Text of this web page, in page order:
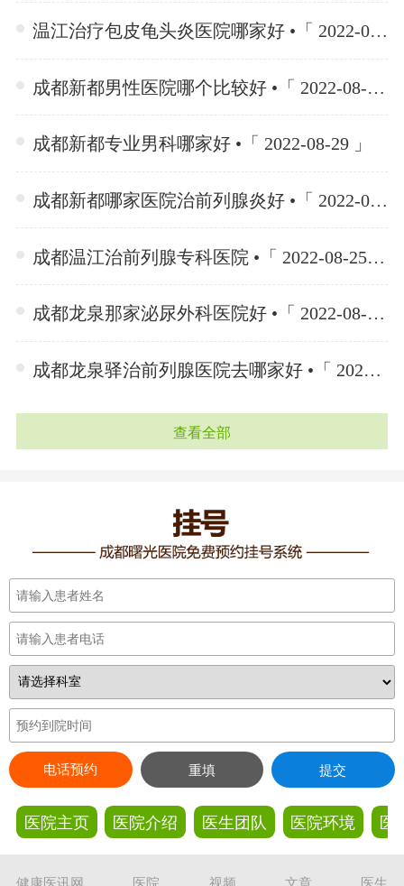
温江治疗包皮龟头炎医院哪家好 •「 2022-08-30 」
成都新都男性医院哪个比较好 •「 2022-08-29 」
成都新都专业男科哪家好 •「 2022-08-29 」
成都新都哪家医院治前列腺炎好 •「 2022-08-29 」
成都温江治前列腺专科医院 •「 2022-08-25 」
成都龙泉那家泌尿外科医院好 •「 2022-08-25 」
成都龙泉驿治前列腺医院去哪家好 •「 2022-08-25 」
查看全部
电话预约 重填 提交
医院主页 医院介绍 医生团队 医院环境 医
健康医讯网 医院 视频 文章 医生